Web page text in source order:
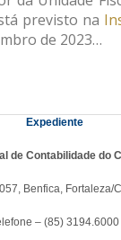
previsto na
de 2023…
Expediente
de Contabilidade do
Benfica, Fortaleza/
– (85) 3194.6000